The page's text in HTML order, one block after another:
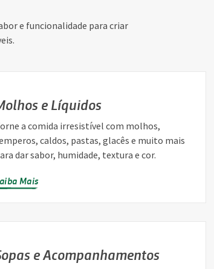
e funcionalidade para criar
e Líquidos
a comida irresistível com molhos,
caldos, pastas, glacês e muito mais
dar sabor, humidade, textura e cor.
Mais
e Acompanhamentos